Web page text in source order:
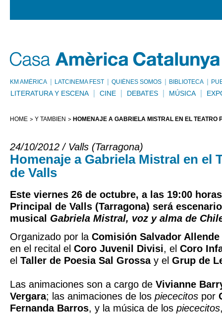
KM AMÈRICA LATCINEMA FEST QUIÉNES SOMOS BIBLIOTECA
LITERATURA Y ESCENA CINE DEBATES MÚSICA
HOME Y TAMBIÉN HOMENAJE A GABRIELA MISTRAL EN EL TEATRO
24/10/2012 / Valls (Tarragona)
Homenaje a Gabriela Mistral en el
de Valls
Este viernes 26 de octubre, a las 19:00
Principal de Valls (Tarragona) será
musical Gabriela Mistral, voz y alma de
Organizado por la Comisión Salvador Allende
en el recital el Coro Juvenil Divisi, el Coro
el Taller de Poesia Sal Grossay el Grup de
Las animaciones son a cargo de Vivianne
Vergara; las animaciones de los piececitos por
Fernanda Barros, y la música de los piececitos